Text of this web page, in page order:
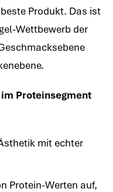
Produkt. Das ist
Wettbewerb der
Proteinsegment
mit echter
Protein-Werten auf,